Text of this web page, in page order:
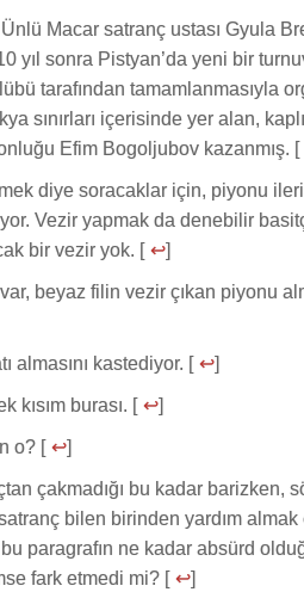
Macar satranç ustası Gyula
yıl sonra Pistyan’da yeni bir
tarafından tamamlanmasıyla
sınırları içerisinde yer alan,
Efim Bogoljubov kazanmış. [
diye soracaklar için, piyonu
Vezir yapmak da denebilir
bir vezir yok. [ ↩]
beyaz filin vezir çıkan piyonu
almasını kastediyor. [ ↩]
kısım burası. [ ↩]
o? [ ↩]
çakmadığı bu kadar barizken,
bilen birinden yardım
paragrafın ne kadar absürd
fark etmedi mi? [ ↩]